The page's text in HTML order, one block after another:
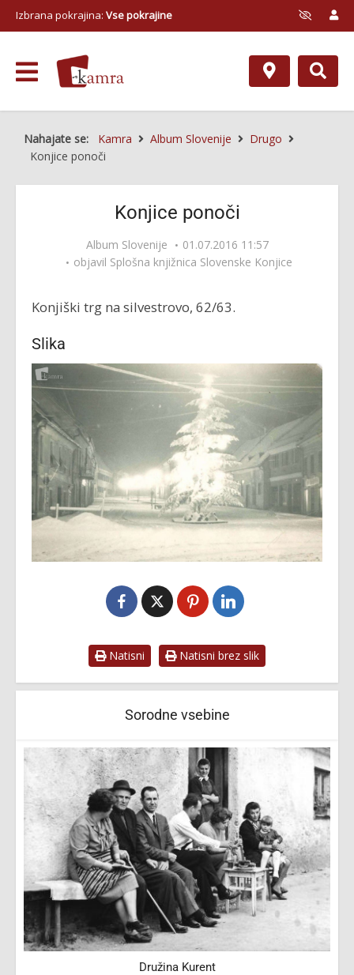
Izbrana pokrajina: Vse pokrajine
Nahajate se: Kamra Album Slovenije
Drugo
Konjice ponoči
Konjice ponoči
Album Slovenije
01.07.2016 11:57
objavil Splošna knjižnica Slovenske Konjice
Konjiški trg na silvestrovo, 62/63.
Slika
Natisni Natisni brez slik
Sorodne vsebine
Družina Kurent